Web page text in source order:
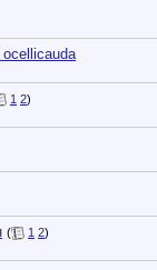
ocellicauda
1 2)
( 1 2)